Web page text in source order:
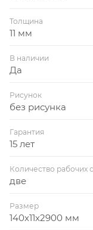
Толщина
11 мм
В наличии
Да
Рисунок
без рисунка
Гарантия
15 лет
Количество рабочих
две
Размер
140х11х2900 мм